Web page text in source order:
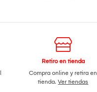
Retiro en tienda
Compra online y retira en
tienda.Ver tiendas